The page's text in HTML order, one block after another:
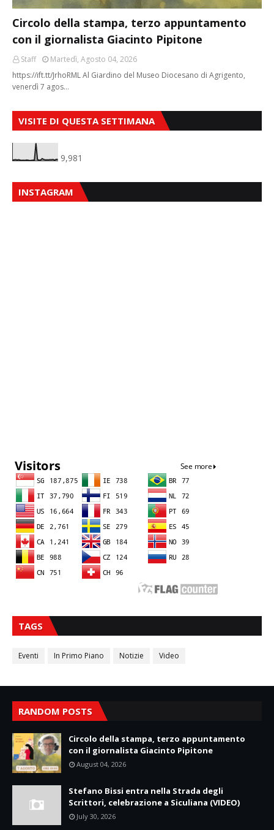
Circolo della stampa, terzo appuntamento
con il giornalista Giacinto Pipitone
Staff
Martedì, Agosto 04, 2026
https://ift.tt/JrhoRML Al Giardino del Museo Diocesano di Agrigento,
venerdì 7 agos…
VISITE DI QUESTA SETTIMANA
9,981
INSTAGRAM
TAGS
Eventi In Primo Piano Notizie Video
RANDOM POSTS
Circolo della stampa, terzo appuntamento
con il giornalista Giacinto Pipitone
August 04, 2026
Stefano Bissi entra nella Strada degli
Scrittori, celebrazione a Siculiana (VIDEO)
July 30, 2026